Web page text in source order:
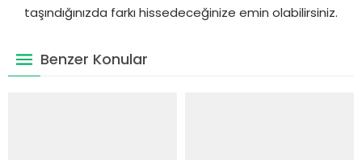
taşındığınızda farkı hissedeceğinize emin olabilirsiniz.
Benzer Konular